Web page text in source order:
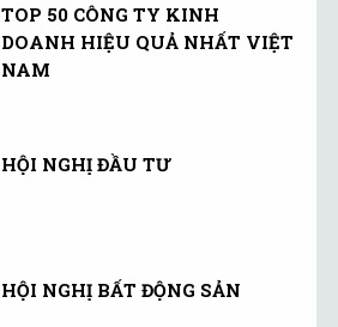
TOP 50 CÔNG TY KINH
DOANH HIỆU QUẢ NHẤT VIỆT
NAM
HỘI NGHỊ ĐẦU TƯ
HỘI NGHỊ BẤT ĐỘNG SẢN